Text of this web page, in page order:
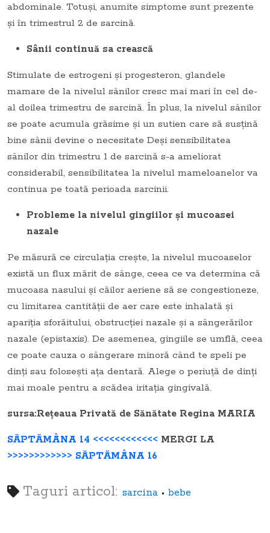
abdominale. Totuşi, anumite simptome sunt prezente
şi în trimestrul 2 de sarcină.
Sânii continuă sa crească
Stimulate de estrogeni şi progesteron, glandele
mamare de la nivelul sânilor cresc mai mari în cel de-
al doilea trimestru de sarcină. În plus, la nivelul sânilor
se poate acumula grăsime şi un sutien care să susţină
bine sânii devine o necesitate Deşi sensibilitatea
sânilor din trimestru 1 de sarcină s-a ameliorat
considerabil, sensibilitatea la nivelul mameloanelor va
continua pe toată perioada sarcinii.
Probleme la nivelul gingiilor şi mucoasei
nazale
Pe măsură ce circulaţia creşte, la nivelul mucoaselor
există un flux mărit de sânge, ceea ce va determina că
mucoasa nasului şi căilor aeriene să se congestioneze,
cu limitarea cantităţii de aer care este inhalată şi
apariţia sforăitului, obstrucţiei nazale şi a sângerărilor
nazale (epistaxis). De asemenea, gingiile se umflă, ceea
ce poate cauza o sângerare minoră când te speli pe
dinţi sau foloseşti aţa dentară. Alege o periuţă de dinţi
mai moale pentru a scădea iritaţia gingivală.
sursa:Reţeaua Privată de Sănătate Regina MARIA
SĂPTĂMÂNA 14 <<<<<<<<<<<< MERGI LA
>>>>>>>>>>>> SĂPTĂMÂNA 16
Taguri articol: sarcina • bebe